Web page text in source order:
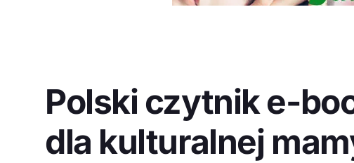
Polski czytnik e-
dla kulturalnej